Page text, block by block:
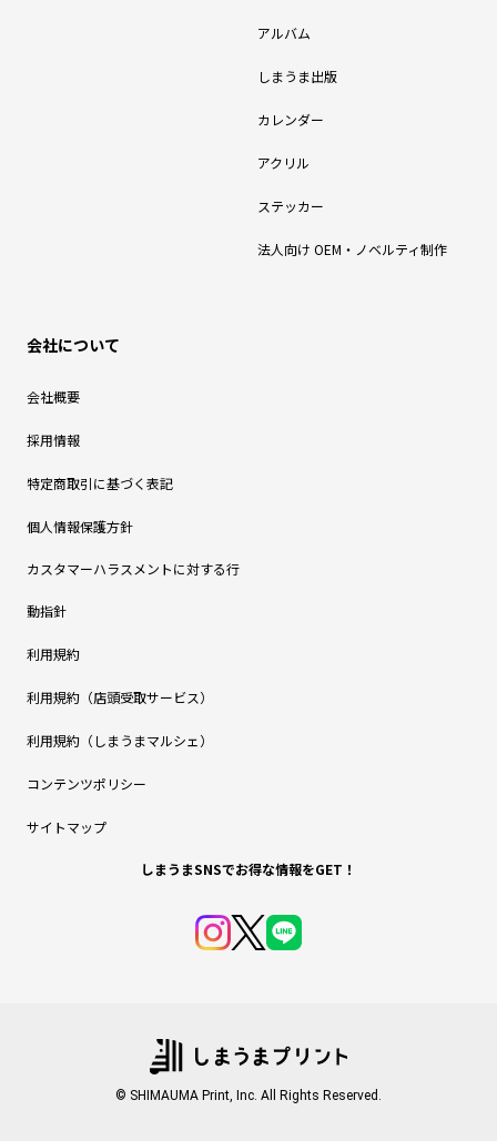
アルバム
しまうま出版
カレンダー
アクリル
ステッカー
法人向け OEM・ノベルティ制作
会社について
会社概要
採用情報
特定商取引に基づく表記
個人情報保護方針
カスタマーハラスメントに対する行
動指針
利用規約
利用規約（店頭受取サービス）
利用規約（しまうまマルシェ）
コンテンツポリシー
サイトマップ
しまうまSNSでお得な情報をGET！
© SHIMAUMA Print, Inc. All Rights Reserved.